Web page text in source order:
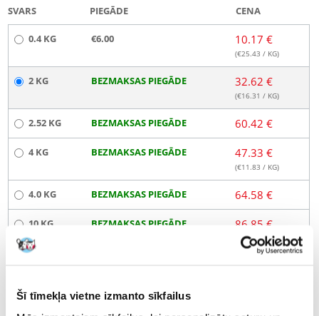
Šī tīmekļa vietne izmanto sīkfailus
SVARS PIEGĀDE CENA
0.4 KG €6.00 10.17 €
(€25.43 / KG)
2 KG BEZMAKSAS PIEGĀDE 32.62 €
(€16.31 / KG)
2.52 KG BEZMAKSAS PIEGĀDE 60.42 €
4 KG BEZMAKSAS PIEGĀDE 47.33 €
(€11.83 / KG)
4.0 KG BEZMAKSAS PIEGĀDE 64.58 €
10 KG BEZMAKSAS PIEGĀDE 86.85 €
(€8.69/ KG)
NOSŪTĪŠANA 48 STUNDU LAIKĀ.